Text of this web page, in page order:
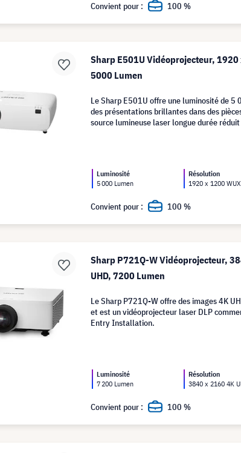
Convient pour : 100 %
Sharp E501U Vidéoprojecteur, 1920
5000 Lumen
Le Sharp E501U offre une luminosité de 5
des présentations brillantes dans des
source lumineuse laser longue durée
Luminosité
5 000 Lumen
Résolution
1920 x 1200
Convient pour : 100 %
Sharp P721Q-W Vidéoprojecteur,
UHD, 7200 Lumen
Le Sharp P721Q-W offre des images 4K
et est un vidéoprojecteur laser DLP
Entry Installation.
Luminosité
7 200 Lumen
Résolution
3840 x 2160 4K
Convient pour : 100 %